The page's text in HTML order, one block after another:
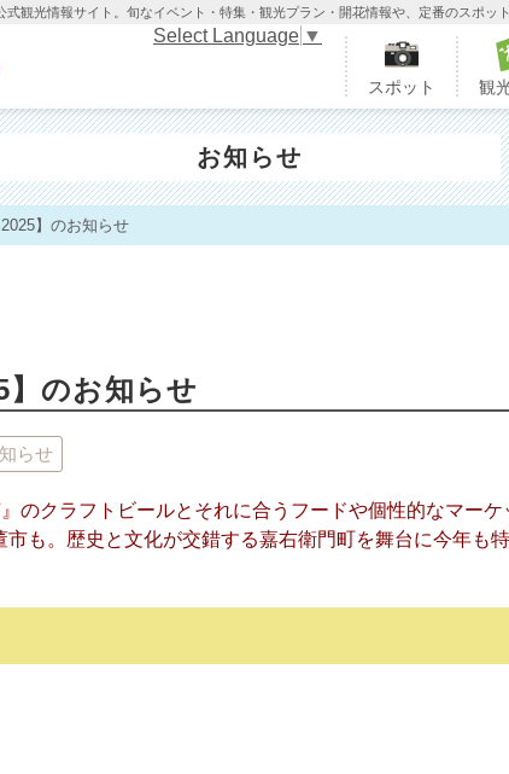
式観光情報サイト。旬なイベント・特集・観光プラン・開花情報や、定番のスポッ
栃木市観光協会
スポット 観
Select Language ▼
お知らせ
】のお知らせ
】のお知らせ
らせ
のクラフトビールとそれに合うフードや個性的なマーケ
も。歴史と文化が交錯する嘉右衛門町を舞台に今年も